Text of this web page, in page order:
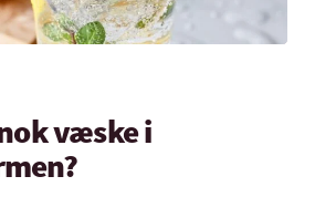
væske i